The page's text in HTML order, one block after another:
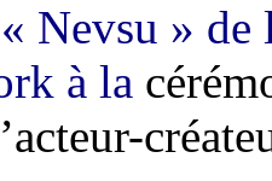
Nevsu » de
à la